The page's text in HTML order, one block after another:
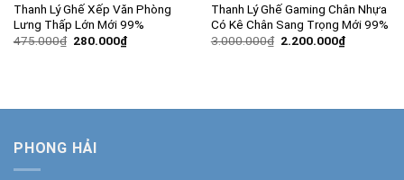
Thanh Lý Ghế Xếp Văn Phòng
Lưng Thấp Lớn Mới 99%
475.000₫ Giá
280.000₫Giá
hiện
Thanh Lý Ghế Gaming Chân Nhựa
Có Kê Chân Sang Trọng Mới 99%
3.000.000₫ Giá
2.200.000₫Giá
hiện
PHONG HẢI